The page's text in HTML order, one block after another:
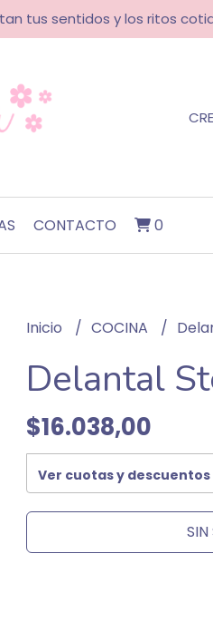
tus sentidos y los ritos
CONTACTO 0
Inicio COCINA
Delantal
$16.038,00
Ver cuotas y descuentos